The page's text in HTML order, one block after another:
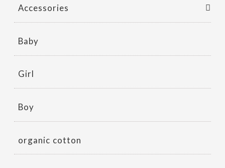
Accessories
Baby
Girl
Boy
organic cotton